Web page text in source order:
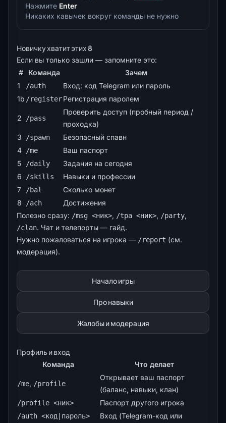
Нажмите Enter
Никаких кавычек вокруг команды не нужно
Новичку хватит этих 8
Если вы только зашли — запомните это:
#
Команда
Зачем
1
/auth
Вход: код Telegram или пароль
1b /registerРегистрация паролем
2 /pass
Проверить доступ (пробный период /
проходка)
3
/spawn
Безопасный спавн
4
/me
Ваш паспорт
5
/daily
Задания на сегодня
6
/skills
Навыки и профессии
7
/bal
Сколько монет
8
/ach
Достижения
Полезно сразу: /msg <ник>, /tpa <ник>, /party,
/clan. Чат и телепорты — гайд.
Нужно пожаловаться на игрока — /report (см.
модерация).
Начало игры
Про навыки
Жалобы и модерация
Профиль и вход
Команда Что делает
/me, /profile
Открывает ваш паспорт
(баланс, навыки, клан)
/profile <ник> Паспорт другого игрока
/auth <код|пароль>
Вход (Telegram-код или